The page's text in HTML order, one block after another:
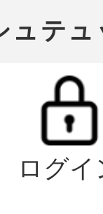
テ
ログイ